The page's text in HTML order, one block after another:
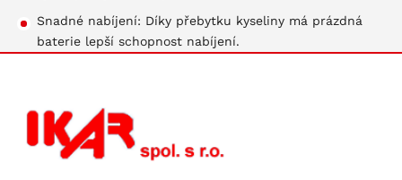
Snadné nabíjení: Díky přebytku kyseliny má prázdná
baterie lepší schopnost nabíjení.